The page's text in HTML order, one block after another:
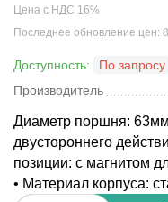
Цена с НДС 16%
Последнее обновление цен:
Доступность:
По запросу
Производитель
Диаметр поршня:
двустороннего
позиции: с магнитом
• Материал корпуса: